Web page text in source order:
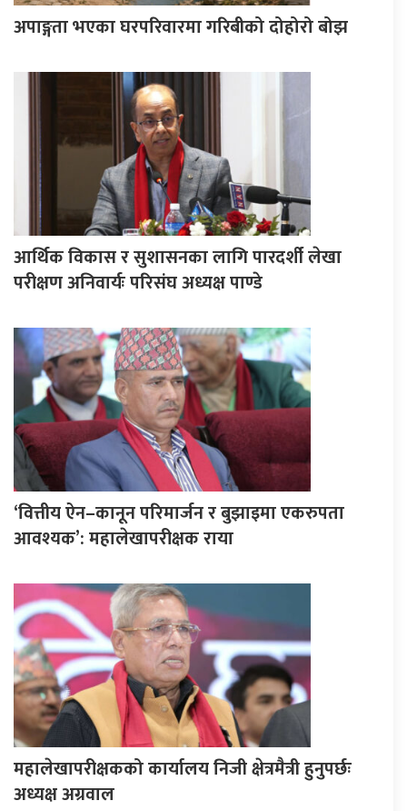
अपाङ्गता भएका घरपरिवारमा गरिबीको दोहोरो बोझ
आर्थिक विकास र सुशासनका लागि पारदर्शी लेखा
परीक्षण अनिवार्यः परिसंघ अध्यक्ष पाण्डे
‘वित्तीय ऐन–कानून परिमार्जन र बुझाइमा एकरुपता
आवश्यक’: महालेखापरीक्षक राया
महालेखापरीक्षकको कार्यालय निजी क्षेत्रमैत्री हुनुपर्छः
अध्यक्ष अग्रवाल